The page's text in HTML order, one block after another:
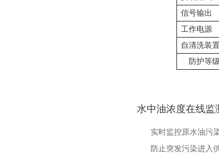
信号输出
工作电源
自清洗装
防护等
水中油浓度在线监
实时监控原水油污
防止突发污染进入